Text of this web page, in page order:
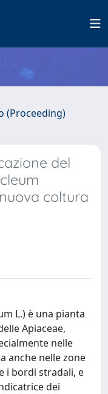
(Proceeding)
del
coltura
L.) è una pianta
Apiaceae,
nelle
anche nelle zone
i bordi stradali, e
dei